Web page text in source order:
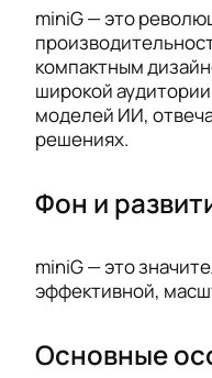
miniG — это
компактным
широкой
моделей ИИ,
решениях.
Фон и
miniG — это
эффективной,
Основные